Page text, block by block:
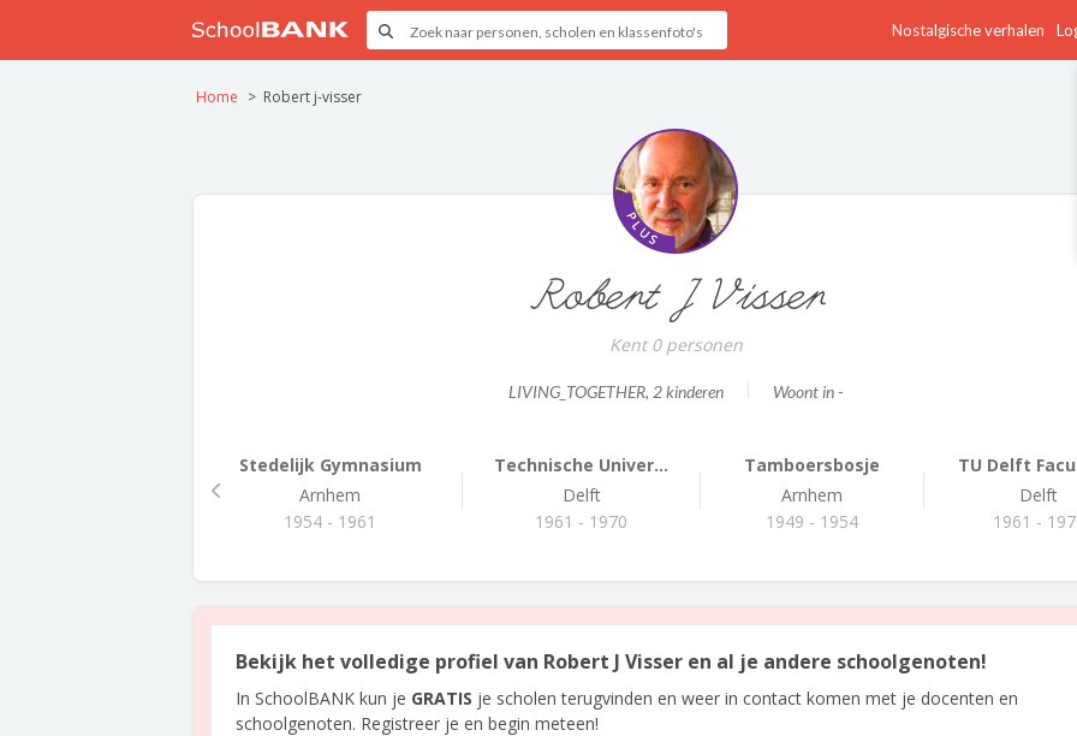
Nostalgische verhalen
Home Robert j-visser
Robert J Visser
Kent 0 personen
LIVING_TOGETHER, 2 kinderen Woont in -
Stedelijk Gymnasium
Arnhem
1954 - 1961
Technische Univer...
Delft
1961 - 1970
Tamboersbosje
Arnhem
1949 - 1954
TU Delft
Delft
1961 -
Bekijk het volledige profiel van Robert J Visser en al je andere schoolgenoten!
In SchoolBANK kun je GRATIS je scholen terugvinden en weer in contact komen met je docenten en
schoolgenoten. Registreer je en begin meteen!